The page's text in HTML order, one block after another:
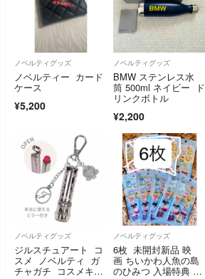
ノベルティグッズ
ノベルティー カード
ケース
¥5,200
ノベルティグッズ
BMW ステンレス水
筒 500ml ネイビー ド
リンクボトル
¥2,200
ノベルティグッズ
ジルスチュアート コ
スメ ノベルティ ガ
チャガチ コスメキー
ノベルティグッズ
6枚 未開封新品 映
画 ちいかわ人魚の島
のひみつ 入場特典 第